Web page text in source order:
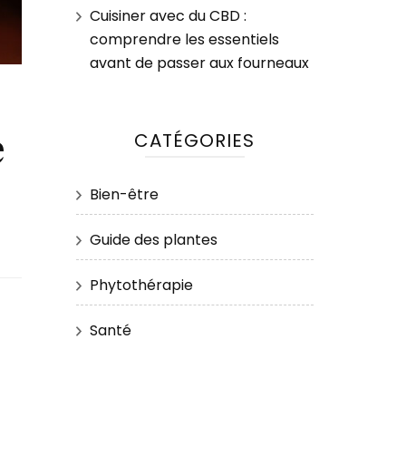
Cuisiner avec du CBD :
comprendre les essentiels
avant de passer aux fourneaux
CATÉGORIES
Bien-être
Guide des plantes
Phytothérapie
Santé